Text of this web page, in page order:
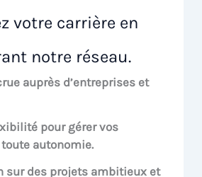
votre carrière en
notre réseau.
auprès d’entreprises et
pour gérer vos
autonomie.
sur des projets ambitieux et